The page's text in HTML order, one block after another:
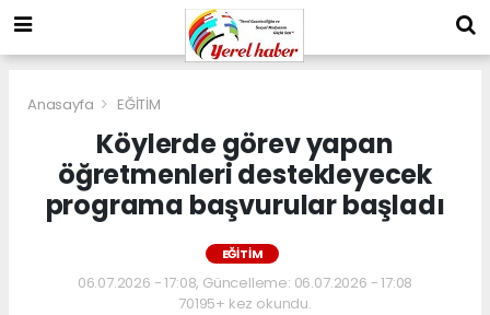
Anasayfa EĞİTİM
Köylerde görev yapan
öğretmenleri destekleyecek
programa başvurular başladı
EĞİTİM
06.07.2026 - 17:08, Güncelleme: 06.07.2026 - 17:08
70195+ kez okundu.